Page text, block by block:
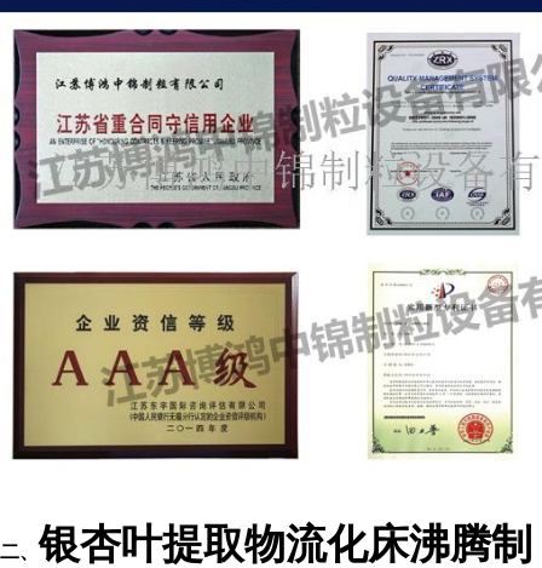
二、银杏叶提取物流化床沸腾制